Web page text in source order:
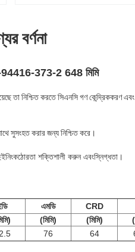
বর্ণনা
94416-373-2 648 মিমি
তা নিশ্চিত করতে সিএনসি গণ কেন্দ্রিককরণ এবং
সুসংহত করার জন্য নিশ্চিত করে।
ইনিংকঠোরতা শক্তিশালী করুনএবংস্নিগ্ধতা।
এমডি CRD
(মিমি) (মিমি)
76 64